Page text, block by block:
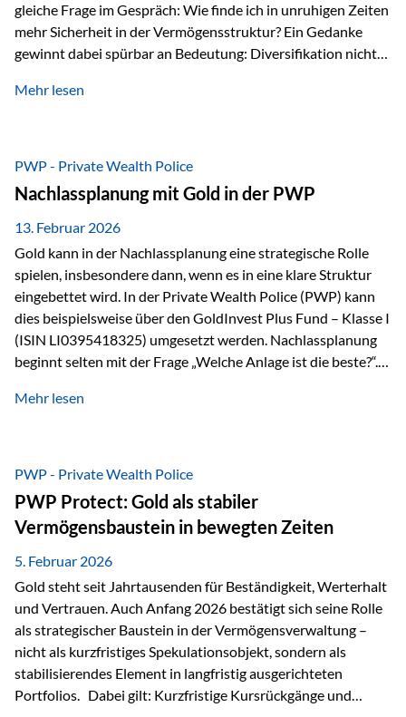
gleiche Frage im Gespräch: Wie finde ich in unruhigen Zeiten
mehr Sicherheit in der Vermögensstruktur? Ein Gedanke
gewinnt dabei spürbar an Bedeutung: Diversifikation nicht
Wer Vermögen ausschließlich in einem Rechtsraum
Liechtenstein eine Rolle spielen: außerhalb der EU, ohne
Euro, mit einem eigenständigen Rechts- und Finanzplatz.
Und genau an dieser Stelle setzt der 3-Zellenschutz an –…
Mehr lesen
PWP - Private Wealth Police
Nachlassplanung mit Gold in der PWP
13. Februar 2026
Gold kann in der Nachlassplanung eine strategische Rolle
spielen, insbesondere dann, wenn es in eine klare Struktur
eingebettet wird. In der Private Wealth Police (PWP) kann
dies beispielsweise über den GoldInvest Plus Fund – Klasse I
(ISIN LI0395418325) umgesetzt werden. Nachlassplanung
beginnt selten mit der Frage „Welche Anlage ist die beste?“.
was bekommen – wann – und in welcher Struktur?Und vor
bei größeren Vermögen ist das entscheidend.
Mehr lesen
PWP - Private Wealth Police
PWP Protect: Gold als stabiler
Vermögensbaustein in bewegten Zeiten
5. Februar 2026
Gold steht seit Jahrtausenden für Beständigkeit, Werterhalt
und Vertrauen. Auch Anfang 2026 bestätigt sich seine Rolle
als strategischer Baustein in der Vermögensverwaltung –
nicht als kurzfristiges Spekulationsobjekt, sondern als
stabilisierendes Element in langfristig ausgerichteten
Portfolios. Dabei gilt: Kurzfristige Kursrückgänge und